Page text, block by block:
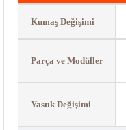
Kumaş Değişimi
Parça ve Modüller
Yastık Değişimi